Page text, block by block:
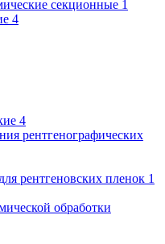
секционные 1
4
4
рентгенографических
рентгеновских пленок 1
обработки